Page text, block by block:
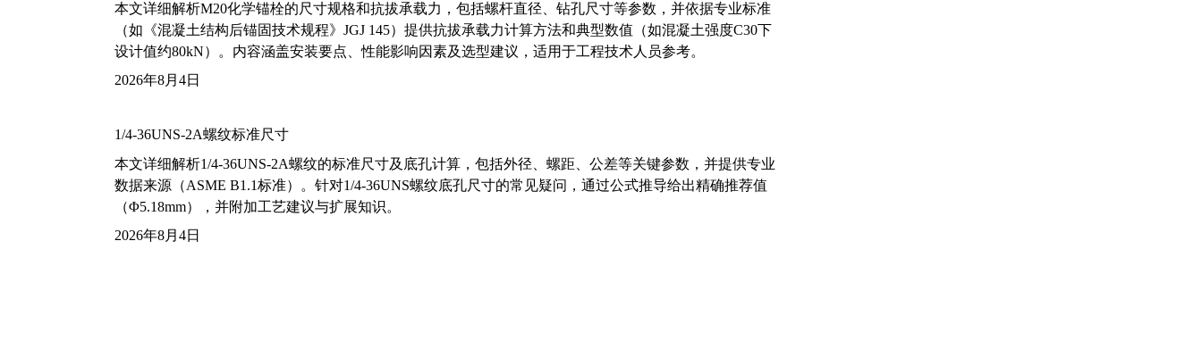
本文详细解析M20化学锚栓的尺寸规格和抗拔承载力，包括螺杆直径、钻孔尺寸等参数，并依据专业标准
（如《混凝土结构后锚固技术规程》JGJ 145）提供抗拔承载力计算方法和典型数值（如混凝土强度C30下
设计值约80kN）。内容涵盖安装要点、性能影响因素及选型建议，适用于工程技术人员参考。
2026年8月4日
1/4-36UNS-2A螺纹标准尺寸
本文详细解析1/4-36UNS-2A螺纹的标准尺寸及底孔计算，包括外径、螺距、公差等关键参数，并提供专业
数据来源（ASME B1.1标准）。针对1/4-36UNS螺纹底孔尺寸的常见疑问，通过公式推导给出精确推荐值
（Φ5.18mm），并附加工艺建议与扩展知识。
2026年8月4日